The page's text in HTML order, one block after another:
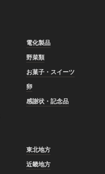
電化製品
野菜類
お菓子・スイーツ
卵
感謝状・記念品
東北地方
近畿地方